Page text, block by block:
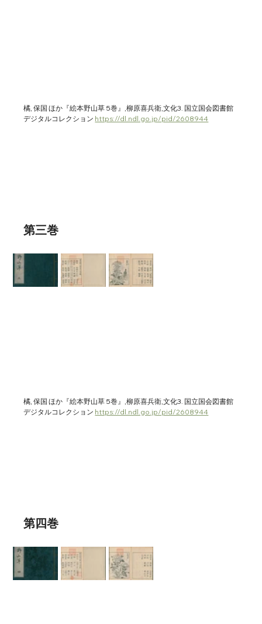
橘, 保国 ほか『絵本野山草 5巻』,柳原喜兵衛,文化3. 国立国会図書館
デジタルコレクション https://dl.ndl.go.jp/pid/2608944
第三巻
橘, 保国 ほか『絵本野山草 5巻』,柳原喜兵衛,文化3. 国立国会図書館
デジタルコレクション https://dl.ndl.go.jp/pid/2608944
第四巻